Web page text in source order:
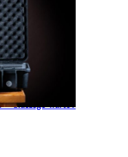
dlaczego warto?